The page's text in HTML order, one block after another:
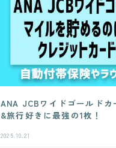
ANA JCBワイドゴールドカ
&旅行好きに最強の1枚！
2025.10.21